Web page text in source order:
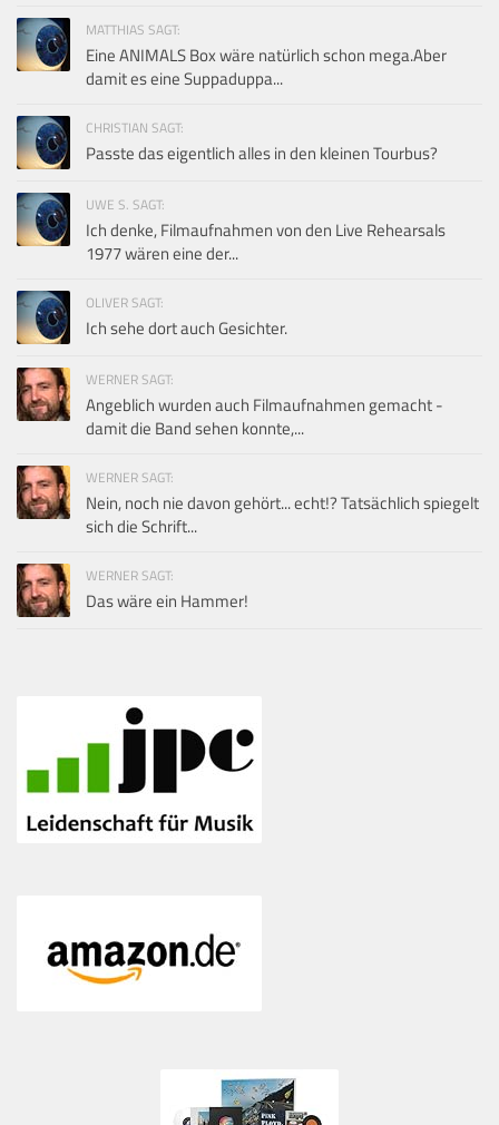
MATTHIAS SAGT:
Eine ANIMALS Box wäre natürlich schon mega.Aber
damit es eine Suppaduppa...
CHRISTIAN SAGT:
Passte das eigentlich alles in den kleinen Tourbus?
UWE S. SAGT:
Ich denke, Filmaufnahmen von den Live Rehearsals
1977 wären eine der...
OLIVER SAGT:
Ich sehe dort auch Gesichter.
WERNER SAGT:
Angeblich wurden auch Filmaufnahmen gemacht -
damit die Band sehen konnte,...
WERNER SAGT:
Nein, noch nie davon gehört... echt!? Tatsächlich spiegelt
sich die Schrift...
WERNER SAGT:
Das wäre ein Hammer!